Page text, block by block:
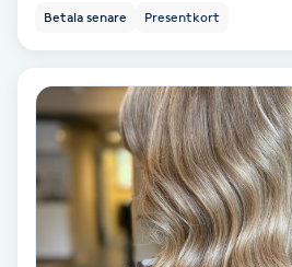
Reiki massage
Rosacea
Rosenmetoden
Ryggmassage
Betala senare Presentkort